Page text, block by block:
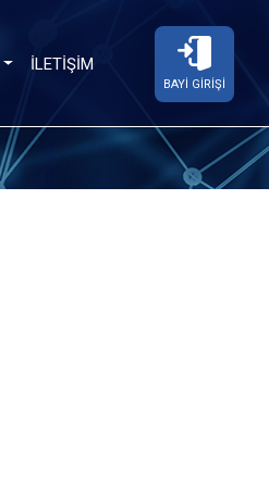
İLETIŞIM
BAYI GIRIŞI